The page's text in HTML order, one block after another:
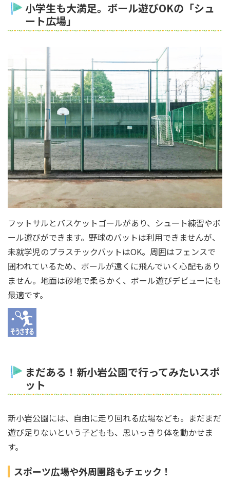
小学生も大満足。ボール遊びOKの「シュ
ート広場」
フットサルとバスケットゴールがあり、シュート練習やボ
ール遊びができます。野球のバットは利用できませんが、
未就学児のプラスチックバットはOK。周囲はフェンスで
囲われているため、ボールが遠くに飛んでいく心配もあり
ません。地面は砂地で柔らかく、ボール遊びデビューにも
最適です。
まだある！新小岩公園で行ってみたいスポ
ット
新小岩公園には、自由に走り回れる広場なども。まだまだ
遊び足りないという子どもも、思いっきり体を動かせま
す。
スポーツ広場や外周園路もチェック！